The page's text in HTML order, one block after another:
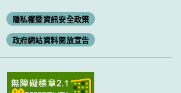
隱私權暨資訊安全政策
政府網站資料開放宣告